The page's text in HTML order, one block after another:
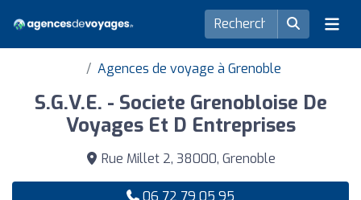
Agences de voyage à Grenoble
S.G.V.E. - Societe Grenobloise De
Voyages Et D Entreprises
Rue Millet 2, 38000, Grenoble
06 72 79 05 95